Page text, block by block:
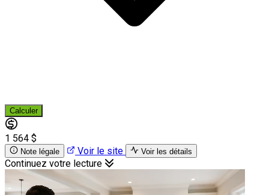
Calculer
1 564 $
Note légale Voir le site Voir les détails
Continuez votre lecture